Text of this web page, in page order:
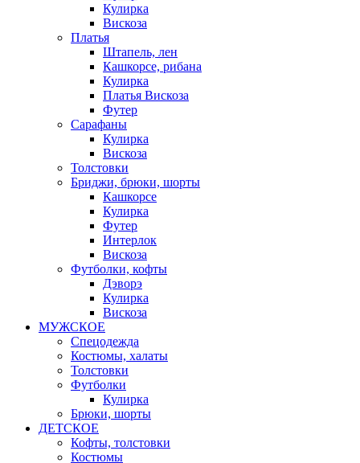
Кулирка
Вискоза
Платья
Штапель, лен
Кашкорсе, рибана
Кулирка
Платья Вискоза
Футер
Сарафаны
Кулирка
Вискоза
Толстовки
Бриджи, брюки, шорты
Кашкорсе
Кулирка
Футер
Интерлок
Вискоза
Футболки, кофты
Дэворэ
Кулирка
Вискоза
МУЖСКОЕ
Спецодежда
Костюмы, халаты
Толстовки
Футболки
Кулирка
Брюки, шорты
ДЕТСКОЕ
Кофты, толстовки
Костюмы